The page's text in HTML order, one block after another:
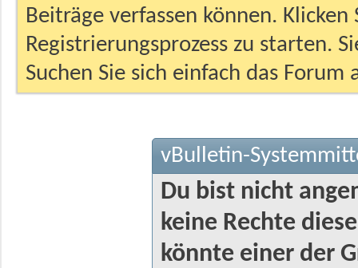
Beiträge verfassen können.
Registrierungsprozess zu starten.
Suchen Sie sich einfach das
vBulletin-
Du bist nicht
keine Rechte
könnte einer der